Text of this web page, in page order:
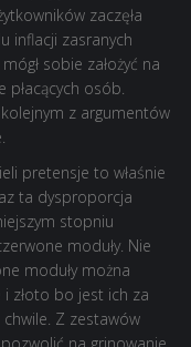
zaczęła
inflacji zasranych
sobie założyć na
płacących osób.
z argumentów
pretensje to właśnie
ta dysproporcja
stopniu
moduły. Nie
moduły można
złoto bo jest ich za
chwile. Z zestawów